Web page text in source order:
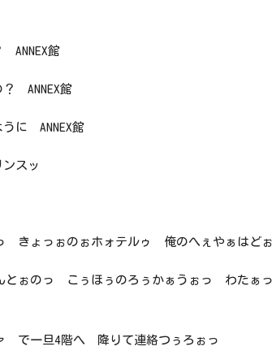
ANNEX館
？ ANNEX館
うに ANNEX館
ンスッ
きょっぉのぉホォテルゥ 俺のへぇやぁはど
とぉのっ こぅほぅのろぅかぁうぉっ わたぁ
で一旦4階へ 降りて連絡つぅろぉっ